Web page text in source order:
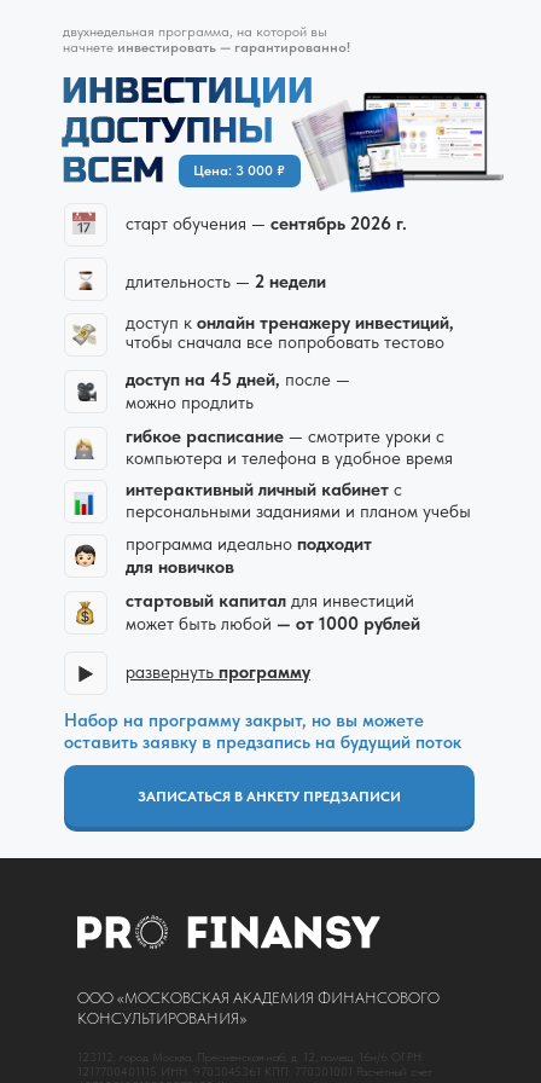
развернуть программу
стартовый капитал для инвестиций
может быть любой — от 1000 рублей
интерактивный личный кабинет с
персональными заданиями и планом учебы
программа идеально подходит
для новичков
гибкое расписание — смотрите уроки с
компьютера и телефона в удобное время
доступ на 45 дней, после —
можно продлить
старт обучения — сентябрь 2026 г.
доступ к онлайн тренажеру инвестиций,
чтобы сначала все попробовать тестово
длительность — 2 недели
ЗАПИСАТЬСЯ В АНКЕТУ ПРЕДЗАПИСИ
Набор на программу закрыт, но вы можете
оставить заявку в предзапись на будущий поток
двухнедельная программа, на которой вы
начнете инвестировать — гарантированно!
+ новый урок про нейросети для инвестиций
Цена: 3 000 ₽
ООО «МОСКОВСКАЯ АКАДЕМИЯ ФИНАНСОВОГО
КОНСУЛЬТИРОВАНИЯ»
123112, город Москва, Пресненская наб, д. 12, помещ. 16н/6 ОГРН:
1217700401115 ИНН: 9703045361 КПП: 770301001 Расчётный счет